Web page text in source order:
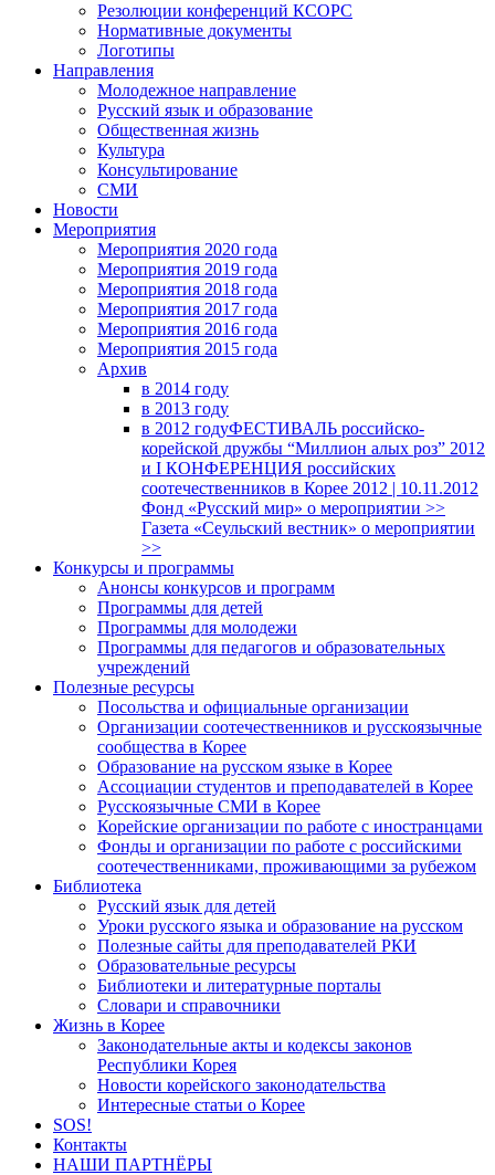
Резолюции конференций КСОРС
Нормативные документы
Логотипы
Направления
Молодежное направление
Русский язык и образование
Общественная жизнь
Культура
Консультирование
СМИ
Новости
Мероприятия
Мероприятия 2020 года
Мероприятия 2019 года
Мероприятия 2018 годa
Мероприятия 2017 года
Мероприятия 2016 года
Мероприятия 2015 года
Архив
в 2014 году
в 2013 году
в 2012 годуФЕСТИВАЛЬ российско-
корейской дружбы “Миллион алых роз” 2012
и I КОНФЕРЕНЦИЯ российских
соотечественников в Корее 2012 | 10.11.2012
Фонд «Русский мир» о мероприятии >>
Газета «Сеульский вестник» о мероприятии
>>
Конкурсы и программы
Анонсы конкурсов и программ
Программы для детей
Программы для молодежи
Программы для педагогов и образовательных
учреждений
Полезные ресурсы
Посольства и официальные организации
Организации соотечественников и русскоязычные
сообщества в Корее
Образование на русском языке в Корее
Ассоциации студентов и преподавателей в Корее
Русскоязычные СМИ в Корее
Корейские организации по работе с иностранцами
Фонды и организации по работе с российскими
соотечественниками, проживающими за рубежом
Библиотека
Русский язык для детей
Уроки русского языка и образование на русском
Полезные сайты для преподавателей РКИ
Образовательные ресурсы
Библиотеки и литературные порталы
Словари и справочники
Жизнь в Корее
Законодательные акты и кодексы законов
Республики Корея
Новости корейского законодательства
Интересные статьи о Корее
SOS!
Контакты
НАШИ ПАРТНЁРЫ